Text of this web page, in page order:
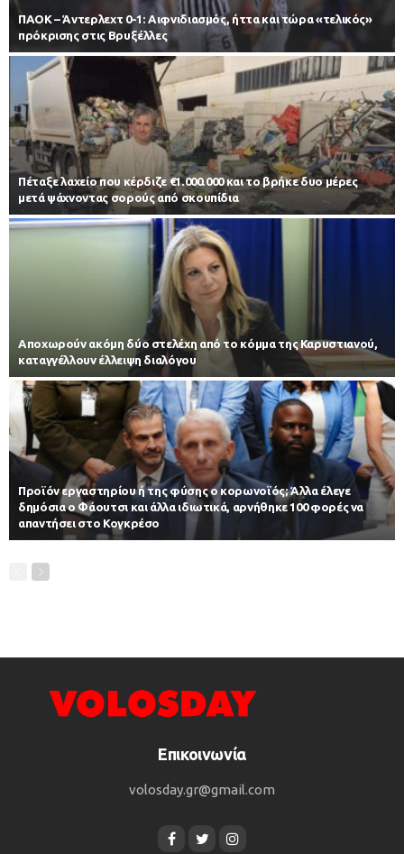
ΠΑΟΚ – Άντερλεχτ 0-1: Αιφνιδιασμός, ήττα και τώρα «τελικός»
πρόκρισης στις Βρυξέλλες
Πέταξε λαχείο που κέρδιζε €1.000.000 και το βρήκε δυο μέρες
μετά ψάχνοντας σορούς από σκουπίδια
Αποχωρούν ακόμη δύο στελέχη από το κόμμα της Καρυστιανού,
καταγγέλλουν έλλειψη διαλόγου
Προϊόν εργαστηρίου ή της φύσης ο κορωνοϊός; Άλλα έλεγε
δημόσια ο Φάουτσι και άλλα ιδιωτικά, αρνήθηκε 100 φορές να
απαντήσει στο Κογκρέσο
Επικοινωνία
volosday.gr@gmail.com